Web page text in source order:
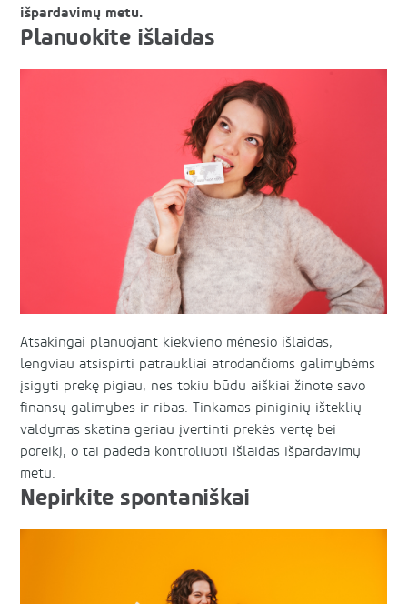
išpardavimų metu.
Planuokite išlaidas
Atsakingai planuojant kiekvieno mėnesio išlaidas,
lengviau atsispirti patraukliai atrodančioms galimybėms
įsigyti prekę pigiau, nes tokiu būdu aiškiai žinote savo
finansų galimybes ir ribas. Tinkamas piniginių išteklių
valdymas skatina geriau įvertinti prekės vertę bei
poreikį, o tai padeda kontroliuoti išlaidas išpardavimų
metu.
Nepirkite spontaniškai